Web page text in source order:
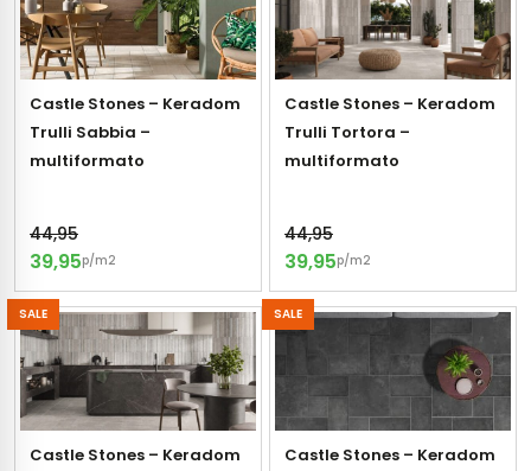
Castle Stones – Keradom
Trulli Sabbia –
multiformato
44,95
39,95p/m2
Castle Stones – Keradom
Trulli Tortora –
multiformato
44,95
39,95p/m2
SALE
Castle Stones – Keradom
SALE
Castle Stones – Keradom